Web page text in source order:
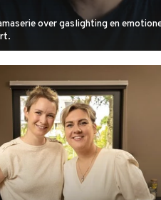
over gaslighting en